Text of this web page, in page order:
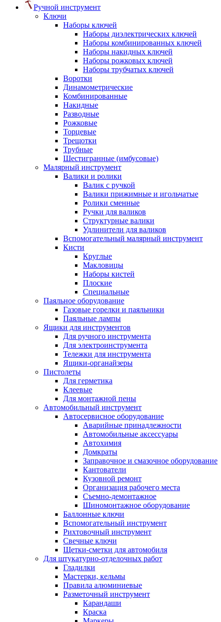
Ручной инструмент
Ключи
Наборы ключей
Наборы диэлектрических ключей
Наборы комбинированных ключей
Наборы накидных ключей
Наборы рожковых ключей
Наборы трубчатых ключей
Воротки
Динамометрические
Комбинированные
Накидные
Разводные
Рожковые
Торцевые
Трещотки
Трубные
Шестигранные (имбусовые)
Малярный инструмент
Валики и ролики
Валик с ручкой
Валики прижимные и игольчатые
Ролики сменные
Ручки для валиков
Структурные валики
Удлинители для валиков
Вспомогательный малярный инструмент
Кисти
Круглые
Макловицы
Наборы кистей
Плоские
Специальные
Паяльное оборудование
Газовые горелки и паяльники
Паяльные лампы
Ящики для инструментов
Для ручного инструмента
Для электроинструмента
Тележки для инструмента
Ящики-органайзеры
Пистолеты
Для герметика
Клеевые
Для монтажной пены
Автомобильный инструмент
Автосервисное оборудование
Аварийные принадлежности
Автомобильные аксессуары
Автохимия
Домкраты
Заправочное и смазочное оборудование
Кантователи
Кузовной ремонт
Организация рабочего места
Съемно-демонтажное
Шиномонтажное оборудование
Баллонные ключи
Вспомогательный инструмент
Рихтовочный инструмент
Свечные ключи
Щетки-сметки для автомобиля
Для штукатурно-отделочных работ
Гладилки
Мастерки, кельмы
Правила алюминиевые
Разметочный инструмент
Карандаши
Краска